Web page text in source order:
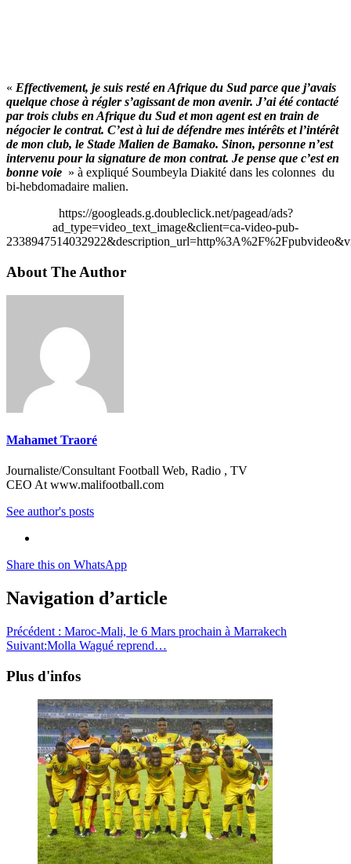
« Effectivement, je suis resté en Afrique du Sud parce que j’avais
quelque chose à régler s’agissant de mon avenir. J’ai été contacté
par trois clubs en Afrique du Sud et mon agent est en train de
négocier le contrat. C’est à lui de défendre mes intérêts et l’intérêt
de mon club, le Stade Malien de Bamako. Sinon, personne n’est
intervenu pour la signature de mon contrat. Je pense que c’est en
bonne voie » à expliqué Soumbeyla Diakité dans les colonnes du
bi-hebdomadaire malien.
https://googleads.g.doubleclick.net/pagead/ads?
ad_type=video_text_image&client=ca-video-pub-
About The Author
Mahamet Traoré
Journaliste/Consultant Football Web, Radio , TV
CEO At www.malifootball.com
See author's posts
Share this on WhatsApp
Navigation d’article
Précédent : Maroc-Mali, le 6 Mars prochain à Marrakech
Suivant:Molla Wagué reprend…
Plus d'infos